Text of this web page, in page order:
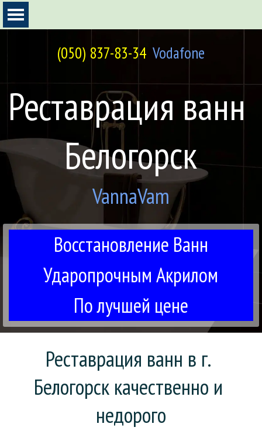
Перейти к контенту
Пропустить меню
(050) 837-83-34Vodafone
Реставрация ванн
Белогорск
VannaVam
Восстановление Ванн
Ударопрочным Акрилом
По лучшей цене
Реставрация ванн в г.
Белогорск качественно и
недорого